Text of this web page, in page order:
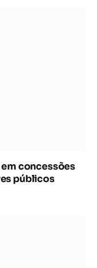
concessões
públicos